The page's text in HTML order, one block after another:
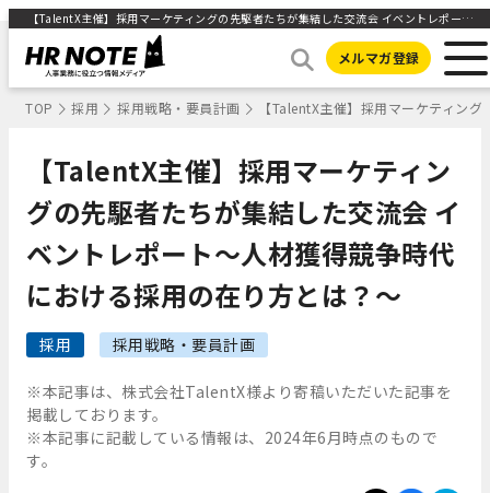
【TalentX主催】採用マーケティングの先駆者たちが集結した交流会 イベントレポート〜人材獲得競争時代における採用の在り方とは？～ ｜HR NOTE
メルマガ登録
TOP 採用 採用戦略・要員計画 【TalentX主催】採用マーケティン
【TalentX主催】採用マーケティン
グの先駆者たちが集結した交流会 イ
ベントレポート〜人材獲得競争時代
における採用の在り方とは？～
採用 採用戦略・要員計画
※本記事は、株式会社TalentX様より寄稿いただいた記事を
掲載しております。
※本記事に記載している情報は、2024年6月時点のもので
す。